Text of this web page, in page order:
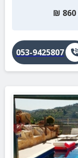
860
₪
053-9425807